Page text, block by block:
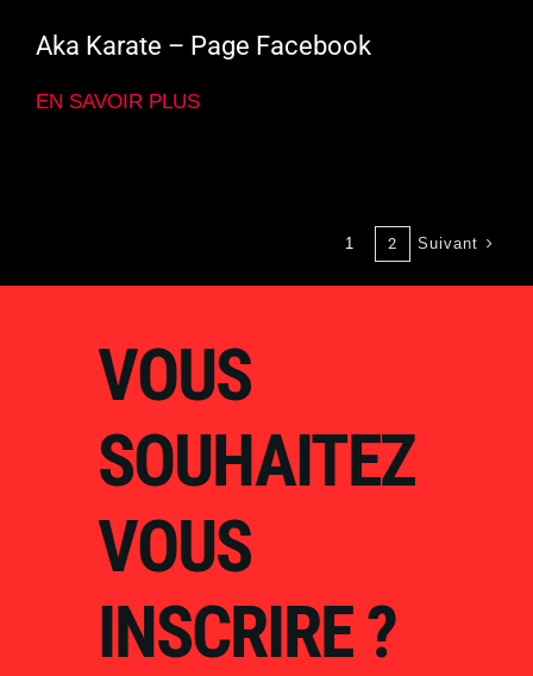
Aka Karate – Page Facebook
EN SAVOIR PLUS
1 2 Suivant
VOUS
SOUHAITEZ
VOUS
INSCRIRE ?